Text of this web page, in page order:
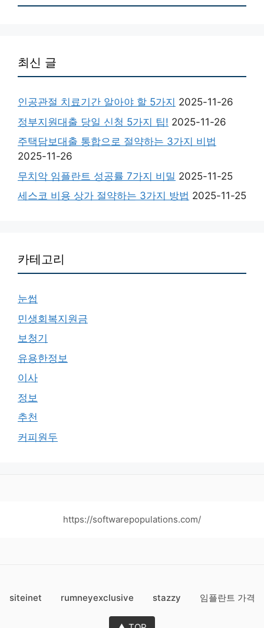
최신 글
인공관절 치료기간 알아야 할 5가지 2025-11-26
정부지원대출 당일 신청 5가지 팁! 2025-11-26
주택담보대출 통합으로 절약하는 3가지 비법
2025-11-26
무치악 임플란트 성공률 7가지 비밀 2025-11-25
세스코 비용 상가 절약하는 3가지 방법 2025-11-25
카테고리
눈썹
민생회복지원금
보청기
유용한정보
이사
정보
추천
커피원두
https://softwarepopulations.com/
siteinet rumneyexclusive stazzy 임플란트 가격